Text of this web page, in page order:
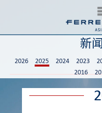
新
2026 2025 2024 2023
2016